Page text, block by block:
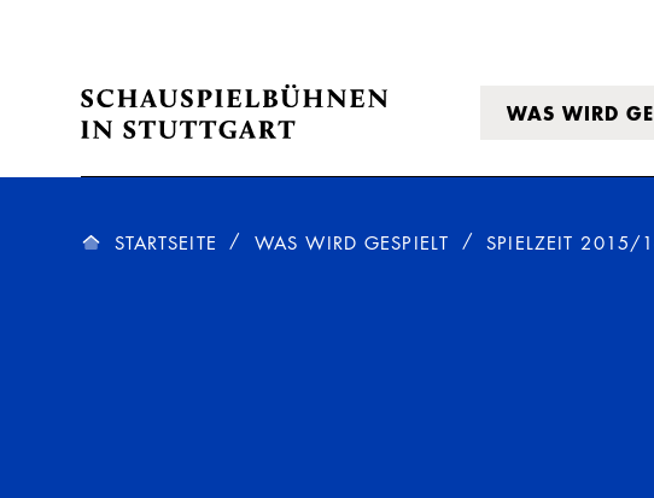
WAS WIRD
STARTSEITE WAS WIRD GESPIELT SPIELZEIT 2015/